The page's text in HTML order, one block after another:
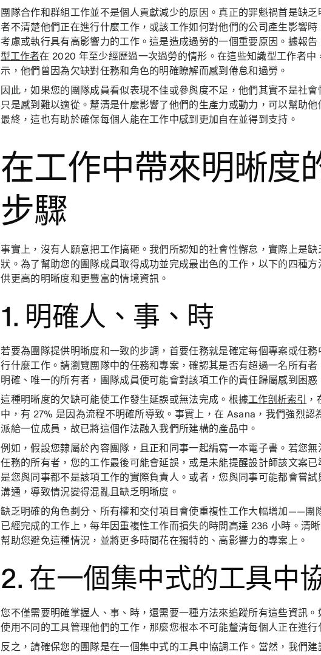
團隊合作和群組工作並不是個人貢獻減少的原因。真正的罪魁禍首是缺
者不清楚他們正在進行什麼工作，或該工作如何對他們的公司產生影響
考慮或執行具有高影響力的工作。這是造成過勞的一個重要原因。據報告
型工作者在 2020 年至少經歷過一次過勞的情形。在這些知識型工作者中
示，他們曾因為欠缺對任務和角色的明確瞭解而感到倦怠和過勞。
因此，如果您的團隊成員看似表現不佳或參與度不足，他們其實不是社
只是感到難以適從。釐清是什麼影響了他們的生產力或動力，可以幫助他
最終，這也有助於確保每個人能在工作中感到更加自在並得到支持。
在工作中帶來明晰度
步驟
事實上，沒有人願意把工作搞砸。我們所認知的社會性懈怠，實際上是
狀。為了幫助您的團隊成員取得成功並完成最出色的工作，以下的四種方
供更高的明晰度和更豐富的情境資訊。
1. 明確人、事、時
若要為團隊提供明晰度和一致的步調，首要任務就是確定每個專案或任
行什麼工作。請瀏覽團隊中的任務和專案，確認其是否有超過一名所有者
明確、唯一的所有者，團隊成員便可能會對該項工作的責任歸屬感到困惑
這種明晰度的欠缺可能使工作發生延誤或無法完成。根據工作剖析索引
中，有 27% 是因為流程不明確所導致。事實上，在 Asana，我們強烈認
派給一位成員，故已將這個作法融入我們所建構的產品中。
例如，假設您隸屬於內容團隊，且正和同事一起編寫一本電子書。若您
任務的所有者，您的工作最後可能會延誤，或是未能提醒設計師該文案
是您與同事都不是該項工作的實際負責人。或者，您與同事可能都會嘗
溝通，導致情況變得混亂且缺乏明晰度。
缺乏明確的角色劃分、所有權和交付項目會使重複性工作大幅增加——團
已經完成的工作上，每年因重複性工作而損失的時間高達 236 小時。清
幫助您避免這種情況，並將更多時間花在獨特的、高影響力的專案上。
2. 在一個集中式的工具中
您不僅需要明確掌握人、事、時，還需要一種方法來追蹤所有這些資訊
使用不同的工具管理他們的工作，那麼您根本不可能釐清每個人正在進行
反之，請確保您的團隊是在一個集中式的工具中協調工作。當然，我們